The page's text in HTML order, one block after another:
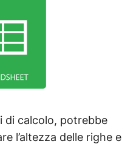
di calcolo, potrebbe
l’altezza delle righe e